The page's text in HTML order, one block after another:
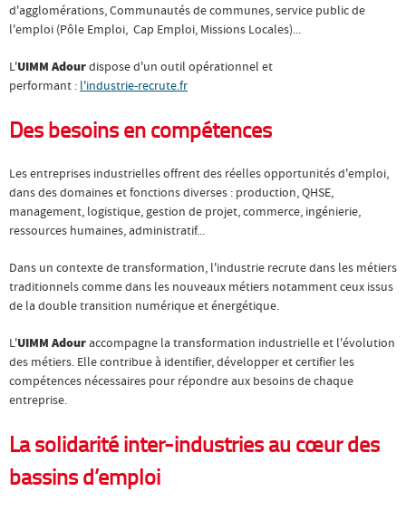
d'agglomérations, Communautés de communes, service public de
l'emploi (Pôle Emploi, Cap Emploi, Missions Locales)...
L'UIMM Adourdispose d'un outil opérationnel et
performant : l'industrie-recrute.fr
Des besoins en compétences
Les entreprises industrielles offrent des réelles opportunités d'emploi,
dans des domaines et fonctions diverses : production, QHSE,
management, logistique, gestion de projet, commerce, ingénierie,
ressources humaines, administratif...
Dans un contexte de transformation, l'industrie recrute dans les métiers
traditionnels comme dans les nouveaux métiers notamment ceux issus
de la double transition numérique et énergétique.
L'UIMM Adouraccompagne la transformation industrielle et l'évolution
des métiers. Elle contribue à identifier, développer et certifier les
compétences nécessaires pour répondre aux besoins de chaque
entreprise.
La solidarité inter-industries au cœur des
bassins d’emploi